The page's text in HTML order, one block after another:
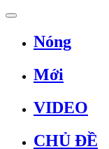
Nóng
Mới
VIDEO
CHỦ ĐỀ